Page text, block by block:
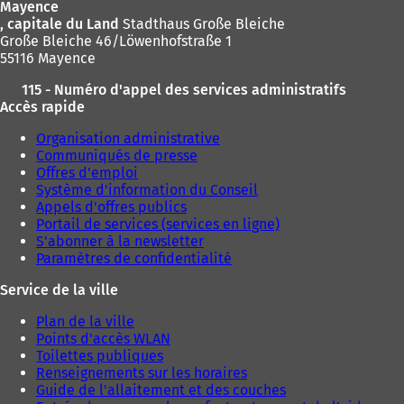
Mayence
, capitale du Land Stadthaus Große Bleiche
Große Bleiche 46/Löwenhofstraße 1
55116 Mayence
115 - Numéro d'appel des services administratifs
Accès rapide
Organisation administrative
Communiqués de presse
Offres d'emploi
Système d'information du Conseil
Appels d'offres publics
Portail de services (services en ligne)
S'abonner à la newsletter
Paramètres de confidentialité
Service de la ville
Plan de la ville
Points d'accès WLAN
Toilettes publiques
Renseignements sur les horaires
Guide de l'allaitement et des couches